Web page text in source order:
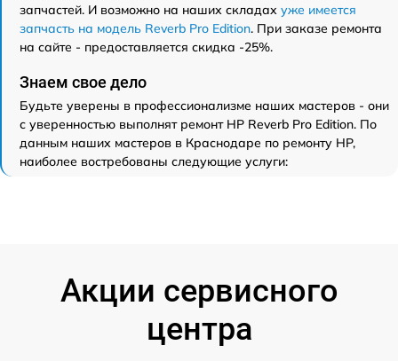
запчастей. И возможно на наших складах уже имеется
запчасть на модель Reverb Pro Edition. При заказе ремонта
на сайте - предоставляется скидка -25%.
Знаем свое дело
Будьте уверены в профессионализме наших мастеров - они
с уверенностью выполнят ремонт HP Reverb Pro Edition. По
данным наших мастеров в Краснодаре по ремонту HP,
наиболее востребованы следующие услуги:
Акции сервисного
центра